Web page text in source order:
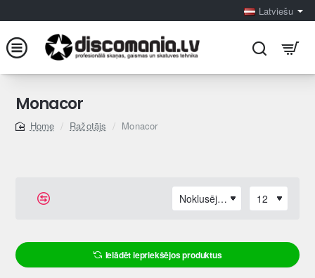
Latviešu
Monacor
home
Ražotājs Monacor
Ielādēt iepriekšējos produktus